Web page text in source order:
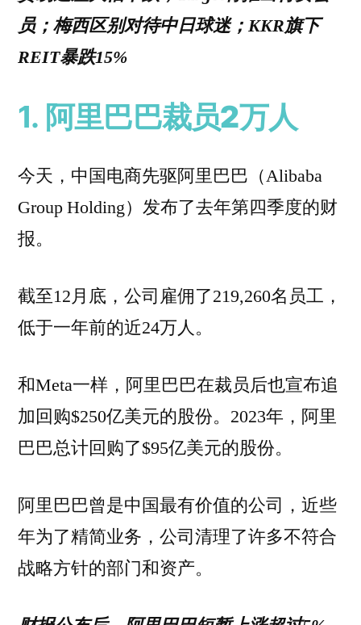
员；梅西区别对待中日球迷；KKR旗下
REIT暴跌15%
1. 阿里巴巴裁员2万人
今天，中国电商先驱阿里巴巴（Alibaba
Group Holding）​发布了去年第四季度的财
报。
截至12月底，公司雇佣了219,260名员工，
低于一年前的近24万人​。
和Meta一样，阿里巴巴在裁员后也宣布追
加回购$250亿美元的股份。2023年，阿里
巴巴总计回购了$​95亿美元的股份。
阿里巴巴曾是中国最有价值的公司，近些
年为了精简业务，公司清理了许多​不符合
战略方针的部门和资产。